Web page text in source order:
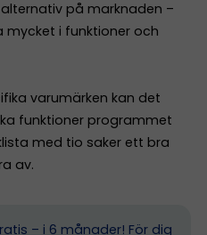
på marknaden –
mycket i funktioner och
varumärken kan det
funktioner programmet
med tio saker ett bra
av.
– i 6 månader! För dig